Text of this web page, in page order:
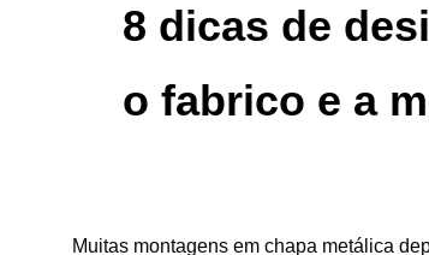
8 dicas de
o fabrico e a
Muitas montagens em chapa metálica